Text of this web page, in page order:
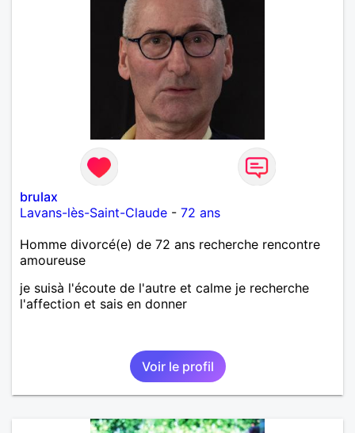
brulax
Lavans-lès-Saint-Claude - 72 ans
Homme divorcé(e) de 72 ans recherche rencontre
amoureuse
je suisà l'écoute de l'autre et calme je recherche
l'affection et sais en donner
Voir le profil